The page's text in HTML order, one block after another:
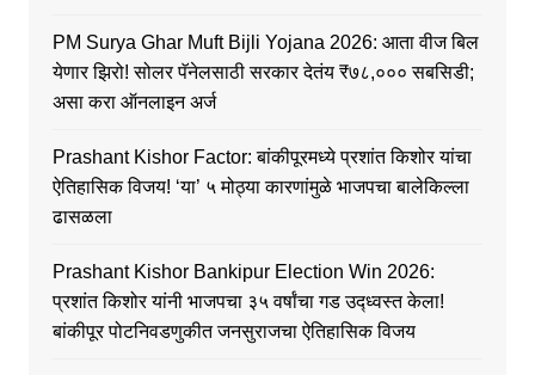
PM Surya Ghar Muft Bijli Yojana 2026: आता वीज बिल
येणार झिरो! सोलर पॅनेलसाठी सरकार देतंय ₹७८,००० सबसिडी;
असा करा ऑनलाइन अर्ज
Prashant Kishor Factor: बांकीपूरमध्ये प्रशांत किशोर यांचा
ऐतिहासिक विजय! ‘या’ ५ मोठ्या कारणांमुळे भाजपचा बालेकिल्ला
ढासळला
Prashant Kishor Bankipur Election Win 2026:
प्रशांत किशोर यांनी भाजपचा ३५ वर्षांचा गड उद्ध्वस्त केला!
बांकीपूर पोटनिवडणुकीत जनसुराजचा ऐतिहासिक विजय